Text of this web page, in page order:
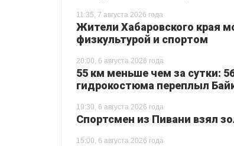
11:35, 7 августа 2026 года
Жители Хабаровского края
физкультурой и спортом
20:00, 6 августа 2026 года
55 км меньше чем за сутки:
гидрокостюма переплыл
19:30, 6 августа 2026 года
Спортсмен из Пивани взял
15:00, 6 августа 2026 года